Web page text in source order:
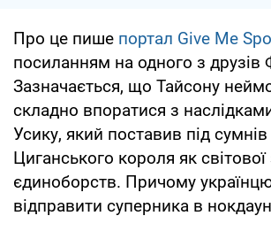
Про це пише портал Give Me
посиланням на одного з друзів
Зазначається, що Тайсону
складно впоратися з
Усику, який поставив під сумнів
Циганського короля як світової
єдиноборств. Причому
відправити суперника в